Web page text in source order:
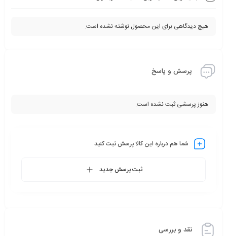
هیچ دیدگاهی برای این محصول نوشته نشده است.
پرسش و پاسخ
هنوز پرسشی ثبت نشده است.
شما هم درباره این کالا پرسش ثبت کنید
ثبت پرسش جدید
نقد و بررسی